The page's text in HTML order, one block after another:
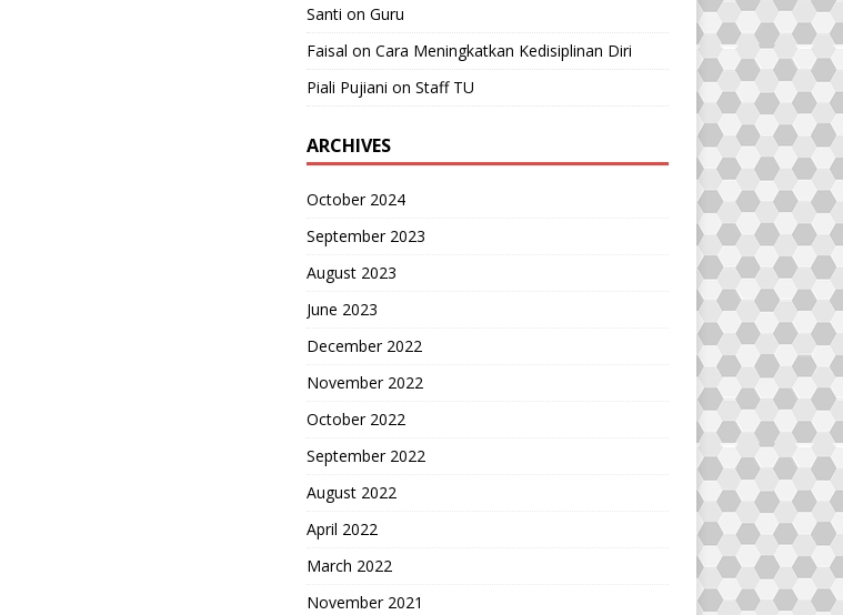
Santi on Guru
Faisal on Cara Meningkatkan Kedisiplinan Diri
Piali Pujiani on Staff TU
ARCHIVES
October 2024
September 2023
August 2023
June 2023
December 2022
November 2022
October 2022
September 2022
August 2022
April 2022
March 2022
November 2021